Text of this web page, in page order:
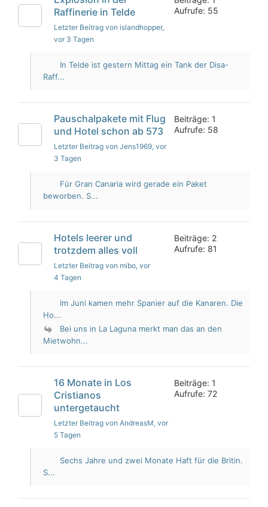
Raffinerie in Telde
Letzter Beitrag von islandhopper,
vor 3 Tagen
Aufrufe: 55
In Telde ist gestern Mittag ein Tank der Disa-
Raff...
Pauschalpakete mit Flug
und Hotel schon ab 573
Letzter Beitrag von Jens1969, vor
3 Tagen
Beiträge: 1
Aufrufe: 58
Für Gran Canaria wird gerade ein Paket
beworben. S...
Hotels leerer und
trotzdem alles voll
Letzter Beitrag von mibo, vor
4 Tagen
Beiträge: 2
Aufrufe: 81
Im Juni kamen mehr Spanier auf die Kanaren. Die
Ho...
Bei uns in La Laguna merkt man das an den
Mietwohn...
16 Monate in Los
Cristianos
untergetaucht
Letzter Beitrag von AndreasM, vor
5 Tagen
Beiträge: 1
Aufrufe: 72
Sechs Jahre und zwei Monate Haft für die Britin.
S...